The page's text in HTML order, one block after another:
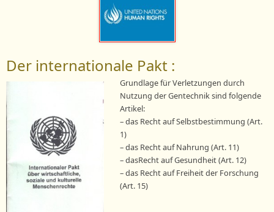
Der internationale Pakt :
Grundlage für Verletzungen durch
Nutzung der Gentechnik sind folgende
Artikel:
– das Recht auf Selbstbestimmung (Art.
1)
– das Recht auf Nahrung (Art. 11)
– dasRecht auf Gesundheit (Art. 12)
– das Recht auf Freiheit der Forschung
(Art. 15)